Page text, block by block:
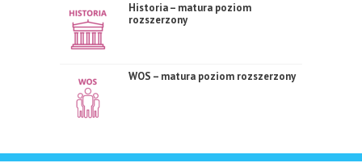
Historia – matura poziom
rozszerzony
WOS – matura poziom rozszerzony